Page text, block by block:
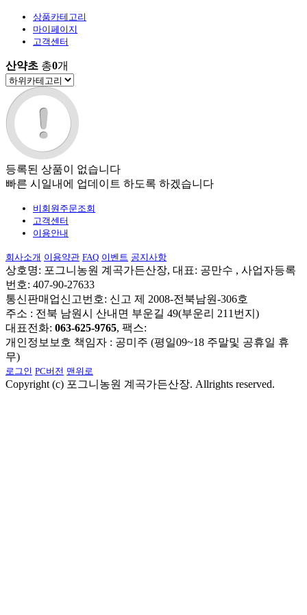
상품카테고리
마이페이지
고객센터
산약초 총0개
등록된 상품이 없습니다
빠른 시일내에 업데이트 하도록 하겠습니다
비회원주문조회
고객센터
이용안내
회사소개 이용약관 FAQ 이벤트 공지사항
상호명: 포그니농원 계곡가든산장, 대표: 공만수 , 사업자등록
번호: 407-90-27633
통신판매업신고번호: 신고 제 2008-전북남원-306호
주소 : 전북 남원시 산내면 부운길 49(부운리 211번지)
대표전화: 063-625-9765, 팩스:
개인정보보호 책임자 : 공미주 (평일09~18 주말및 공휴일 휴
무)
로그인 PC버전 맨위로
Copyright (c) 포그니농원 계곡가든산장. Allrights reserved.